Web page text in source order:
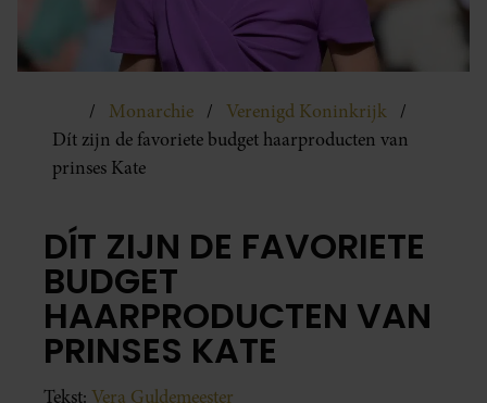
Monarchie
Verenigd Koninkrijk
Dít zijn de favoriete budget haarproducten van
prinses Kate
DÍT ZIJN DE FAVORIETE
BUDGET
HAARPRODUCTEN VAN
PRINSES KATE
Tekst: Vera Guldemeester